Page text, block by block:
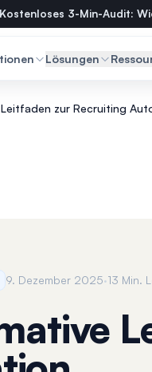
Kostenloses 3-Min-Audit:
Lösungen
zur Recruiting
9. Dezember 2025·13 Min.